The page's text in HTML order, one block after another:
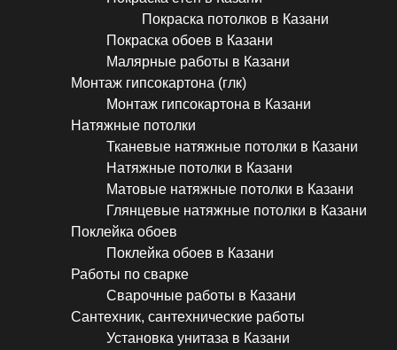
Покраска потолков в Казани
Покраска обоев в Казани
Малярные работы в Казани
Монтаж гипсокартона (глк)
Монтаж гипсокартона в Казани
Натяжные потолки
Тканевые натяжные потолки в Казани
Натяжные потолки в Казани
Матовые натяжные потолки в Казани
Глянцевые натяжные потолки в Казани
Поклейка обоев
Поклейка обоев в Казани
Работы по сварке
Сварочные работы в Казани
Сантехник, сантехнические работы
Установка унитаза в Казани